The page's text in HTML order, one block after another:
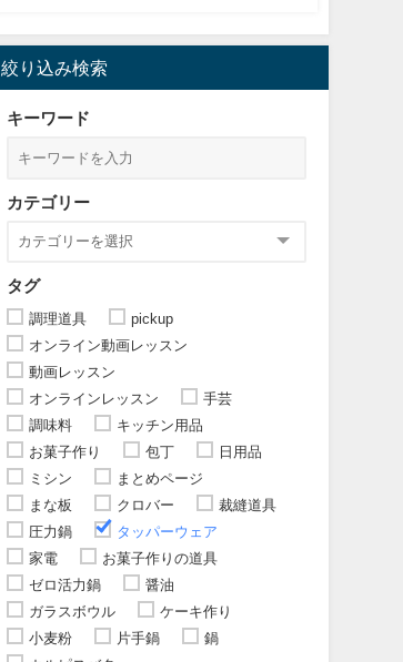
絞り込み検索
キーワード
カテゴリー
タグ
調理道具
pickup
オンライン動画レッスン
動画レッスン
オンラインレッスン
手芸
調味料
キッチン用品
お菓子作り
包丁
日用品
ミシン
まとめページ
まな板
クロバー
裁縫道具
圧力鍋
タッパーウェア
家電
お菓子作りの道具
ゼロ活力鍋
醤油
ガラスボウル
ケーキ作り
小麦粉
片手鍋
鍋